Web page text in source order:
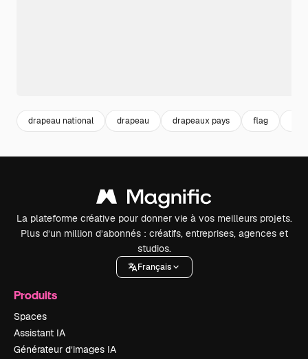
drapeau national drapeau drapeaux pays flag
La plateforme créative pour donner vie à vos meilleurs projets.
Plus d’un million d’abonnés : créatifs, entreprises, agences et
studios.
Français
Produits
Spaces
Assistant IA
Générateur d’images IA